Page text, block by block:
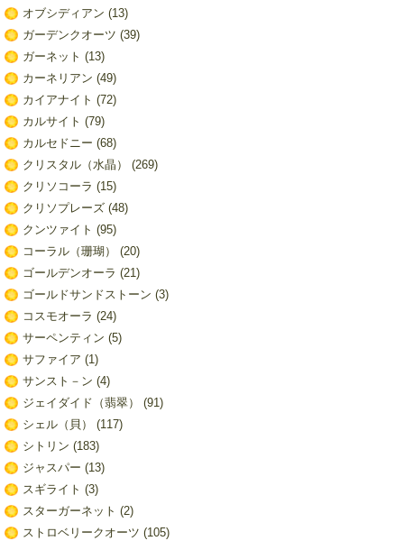
オブシディアン (13)
ガーデンクオーツ (39)
ガーネット (13)
カーネリアン (49)
カイアナイト (72)
カルサイト (79)
カルセドニー (68)
クリスタル（水晶）
(269)
クリソコーラ (15)
クリソプレーズ(48)
クンツァイト (95)
コーラル（珊瑚）
(20)
ゴールデンオーラ (21)
ゴールドサンドストーン (3)
コスモオーラ (24)
サーペンティン (5)
サファイア (1)
サンスト－ン (4)
ジェイダイド（翡翠）
(91)
シェル（貝）
(117)
シトリン (183)
ジャスパー (13)
スギライト (3)
スターガーネット (2)
ストロベリークオーツ (105)